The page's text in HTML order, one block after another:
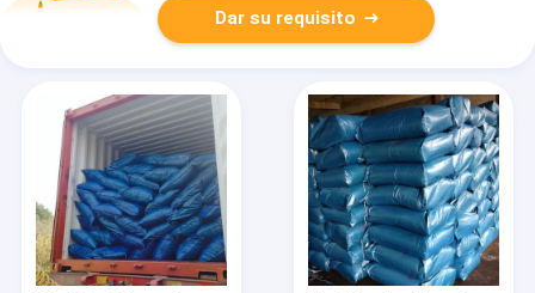
Dar su requisito